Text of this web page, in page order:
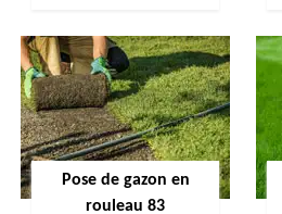
Pose de gazon en
rouleau 83